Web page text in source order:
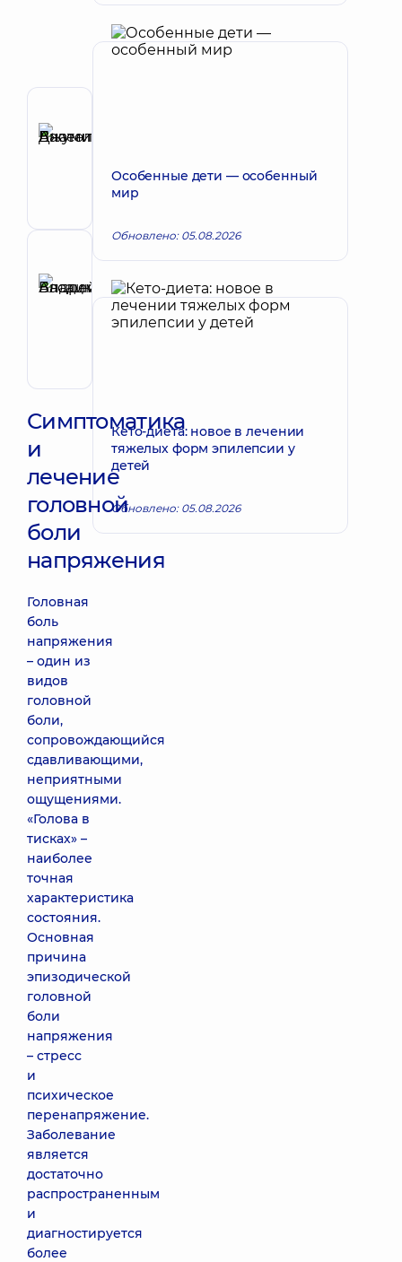
Анатольевна
Невролог
Рецензент
Басацкий
Андрей
Владимирович
Запись к врачу
Симптоматика
и
лечение
головной
боли
напряжения
Головная
боль
напряжения
– один из
видов
головной
боли,
сопровождающийся
сдавливающими,
неприятными
ощущениями.
«Голова в
тисках» –
наиболее
точная
характеристика
состояния.
Основная
причина
эпизодической
головной
боли
напряжения
– стресс
и
психическое
перенапряжение.
Заболевание
является
достаточно
распространенным
и
диагностируется
более
Особенные дети — особенный
мир
Обновлено: 05.08.2026
Кето-диета: новое в лечении
тяжелых форм эпилепсии у
детей
Обновлено: 05.08.2026